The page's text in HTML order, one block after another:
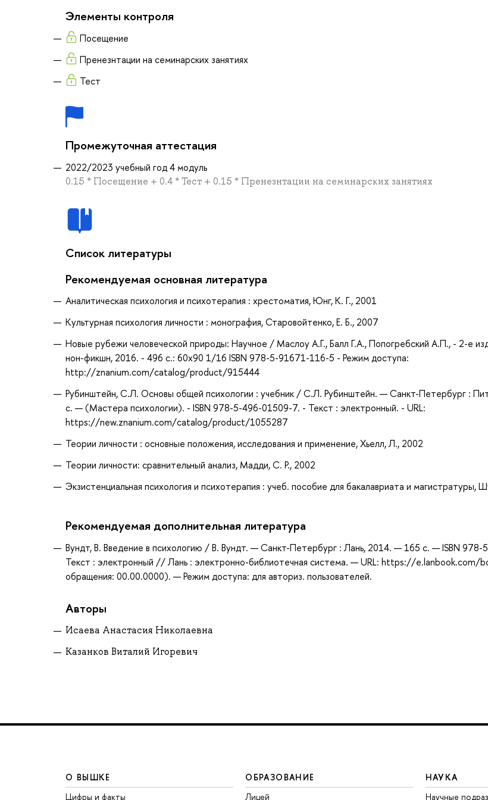
Элементы контроля
Посещение
Пренезнтации на семинарских занятиях
Тест
Промежуточная аттестация
2022/2023 учебный год 4 модуль
0.15 * Посещение + 0.4 * Тест + 0.15 * Пренезнтации на семинарских занятиях
Список литературы
Рекомендуемая основная литература
Аналитическая психология и психотерапия : хрестоматия, Юнг, К. Г., 2001
Культурная психология личности : монография, Старовойтенко, Е. Б., 2007
Новые рубежи человеческой природы: Научное / Маслоу А.Г., Балл Г.А., Попогребский А.П., - 2-е
нон-фикшн, 2016. - 496 с.: 60x90 1/16 ISBN 978-5-91671-116-5 - Режим доступа:
http://znanium.com/catalog/product/915444
Рубинштейн, С.Л. Основы общей психологии : учебник / С.Л. Рубинштейн. — Санкт-Петербург :
с. — (Мастера психологии). - ISBN 978-5-496-01509-7. - Текст : электронный. - URL:
https://new.znanium.com/catalog/product/1055287
Теории личности : основные положения, исследования и применение, Хьелл, Л., 2002
Теории личности: сравнительный анализ, Мадди, С. Р., 2002
Экзистенциальная психология и психотерапия : учеб. пособие для бакалавриата и магистратуры,
Рекомендуемая дополнительная литература
Вундт, В. Введение в психологию / В. Вундт. — Санкт-Петербург : Лань, 2014. — 165 с. — ISBN
Текст : электронный // Лань : электронно-библиотечная система. — URL: https://e.lanbook.com/
обращения: 00.00.0000). — Режим доступа: для авториз. пользователей.
Авторы
Исаева Анастасия Николаевна
Казанков Виталий Игоревич
О ВЫШКЕ
Цифры и факты
ОБРАЗОВАНИЕ
Лицей
НАУКА
Научные